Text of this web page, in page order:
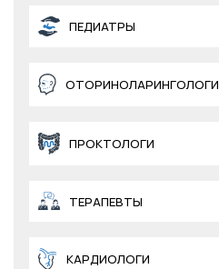
ПЕДИАТРЫ
ОТОРИНОЛАРИНГОЛОГИ
ПРОКТОЛОГИ
ТЕРАПЕВТЫ
КАРДИОЛОГИ